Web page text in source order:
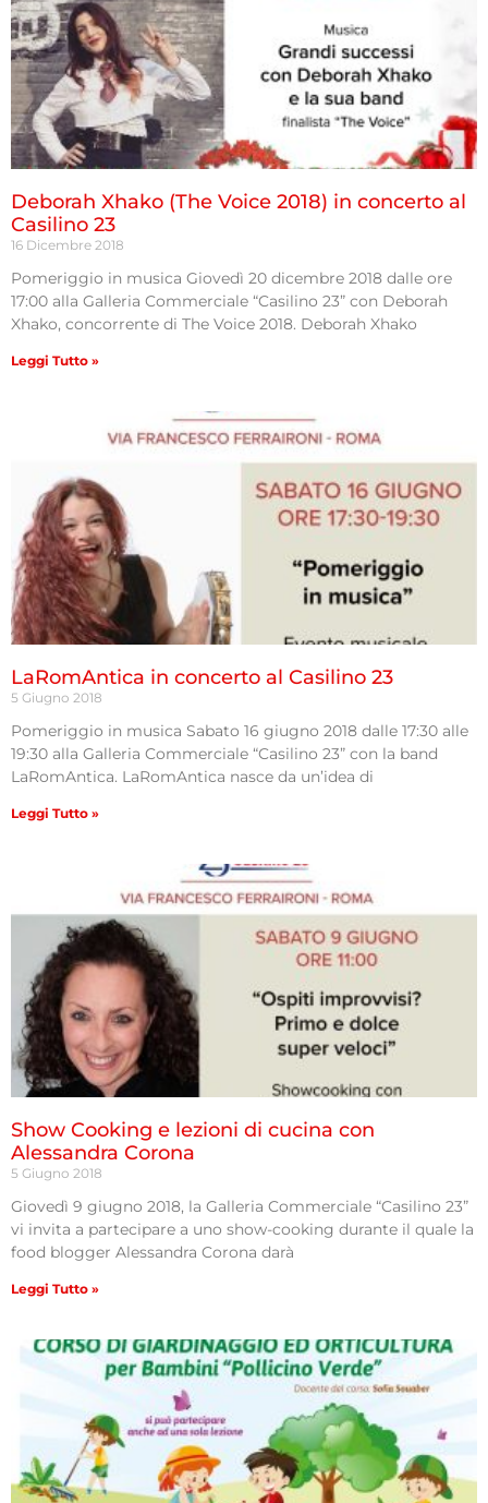
Deborah Xhako (The Voice 2018) in concerto al
Casilino 23
16 Dicembre 2018
Pomeriggio in musica Giovedì 20 dicembre 2018 dalle ore
17:00 alla Galleria Commerciale “Casilino 23” con Deborah
Xhako, concorrente di The Voice 2018. Deborah Xhako
Leggi Tutto »
LaRomAntica in concerto al Casilino 23
5 Giugno 2018
Pomeriggio in musica Sabato 16 giugno 2018 dalle 17:30 alle
19:30 alla Galleria Commerciale “Casilino 23” con la band
LaRomAntica. LaRomAntica nasce da un’idea di
Leggi Tutto »
Show Cooking e lezioni di cucina con
Alessandra Corona
5 Giugno 2018
Giovedì 9 giugno 2018, la Galleria Commerciale “Casilino 23”
vi invita a partecipare a uno show-cooking durante il quale la
food blogger Alessandra Corona darà
Leggi Tutto »